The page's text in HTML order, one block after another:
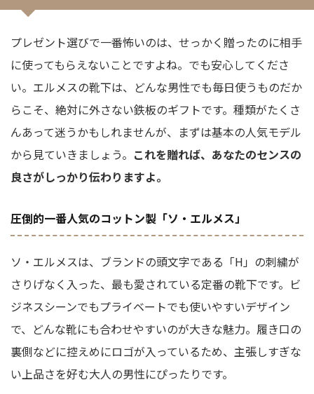
プレゼント選びで一番怖いのは、せっかく贈ったのに相手
に使ってもらえないことですよね。でも安心してくださ
い。エルメスの靴下は、どんな男性でも毎日使うものだか
らこそ、絶対に外さない鉄板のギフトです。種類がたくさ
んあって迷うかもしれませんが、まずは基本の人気モデル
から見ていきましょう。 これを贈れば、あなたのセンスの
良さがしっかり伝わりますよ。
圧倒的一番人気のコットン製「ソ・エルメス」
ソ・エルメスは、ブランドの頭文字である「H」の刺繍が
さりげなく入った、最も愛されている定番の靴下です。ビ
ジネスシーンでもプライベートでも使いやすいデザイン
で、どんな靴にも合わせやすいのが大きな魅力。履き口の
裏側などに控えめにロゴが入っているため、主張しすぎな
い上品さを好む大人の男性にぴったりです。